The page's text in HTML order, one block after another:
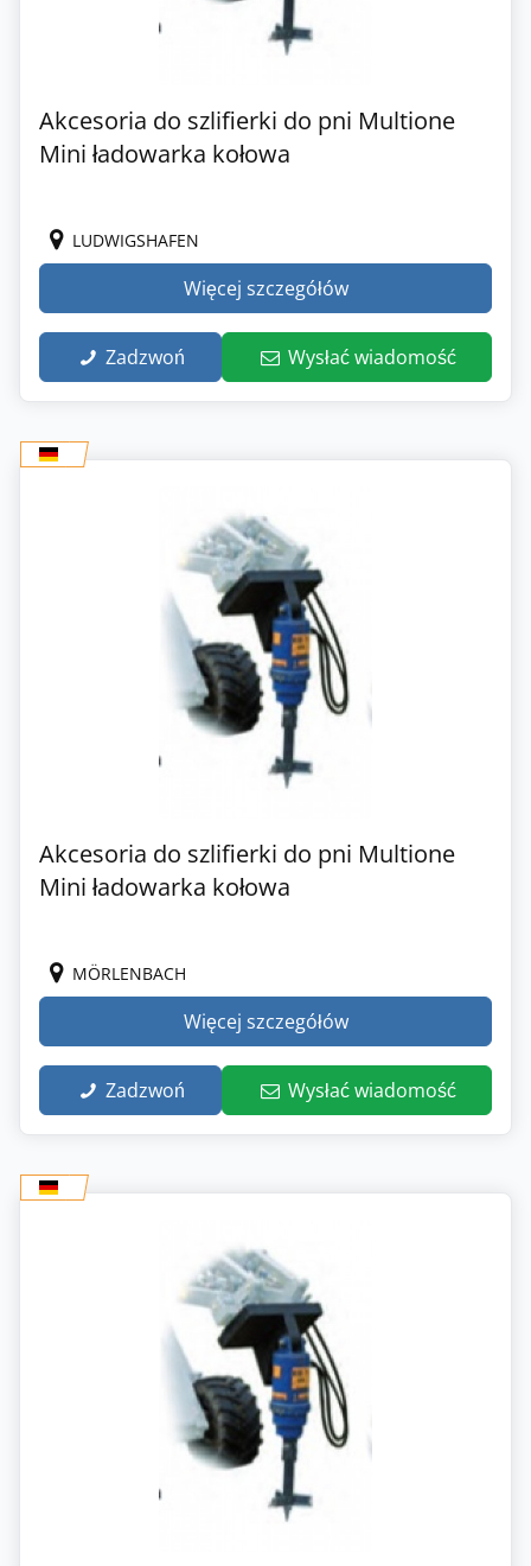
Akcesoria do szlifierki do pni Multione
Mini ładowarka kołowa
LUDWIGSHAFEN
Więcej szczegółów
Zadzwoń Wysłać wiadomość
Akcesoria do szlifierki do pni Multione
Mini ładowarka kołowa
MÖRLENBACH
Więcej szczegółów
Zadzwoń Wysłać wiadomość